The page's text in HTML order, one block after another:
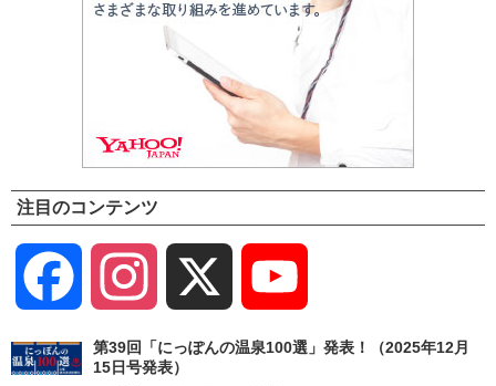
注目のコンテンツ
Facebook Instagram
Channel
第39回「にっぽんの温泉100選」発表！（2025年12月
15日号発表）